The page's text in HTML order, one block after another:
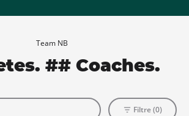
Team NB
## Coaches.
Filtre (0)